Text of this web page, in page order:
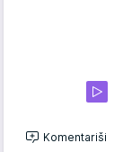
Komentariši